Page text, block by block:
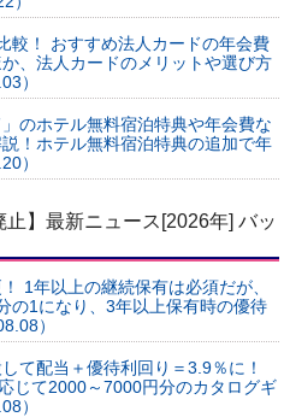
較！ おすすめ法人カードの年会費
、法人カードのメリットや選び方
）
のホテル無料宿泊特典や年会費な
！ホテル無料宿泊特典の追加で年
）
】最新ニュース[2026年] バッ
1年以上の継続保有は必須だが、
の1になり、3年以上保有時の優待
）
て配当＋優待利回り＝3.9％に！
じて2000～7000円分のカタログギ
）